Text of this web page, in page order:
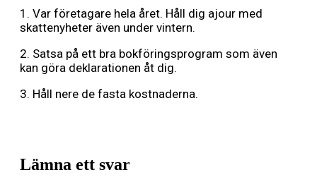
1. Var företagare hela året. Håll dig ajour med
skattenyheter även under vintern.
2. Satsa på ett bra bokföringsprogram som även
kan göra deklarationen åt dig.
3. Håll nere de fasta kostnaderna.
Lämna ett svar